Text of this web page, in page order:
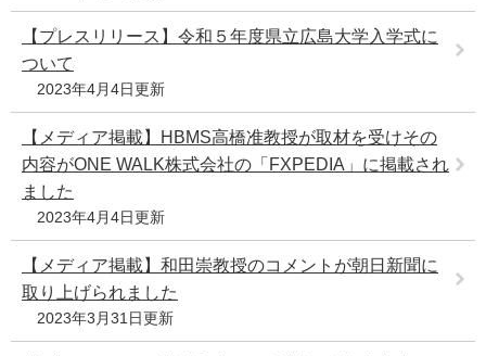
【プレスリリース】令和５年度県立広島大学入学式に
ついて
2023年4月4日更新
【メディア掲載】HBMS高橋准教授が取材を受けその
内容がONE WALK株式会社の「FXPEDIA」に掲載され
ました
2023年4月4日更新
【メディア掲載】和田崇教授のコメントが朝日新聞に
取り上げられました
2023年3月31日更新